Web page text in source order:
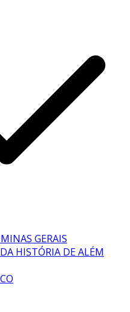
GERAIS
HISTÓRIA DE ALÉM